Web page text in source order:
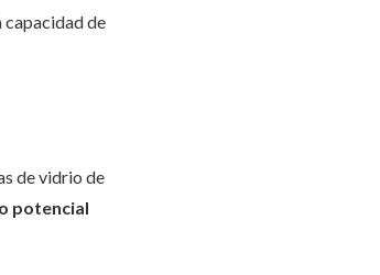
capacidad de
de vidrio de
potencial